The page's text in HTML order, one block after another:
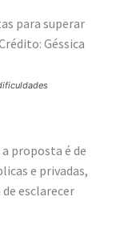
proposta é de
e privadas,
esclarecer